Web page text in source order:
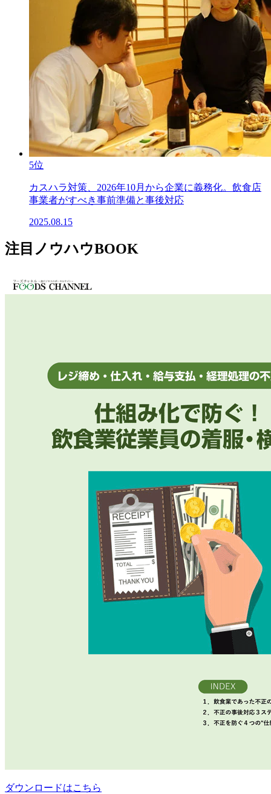
5位
カスハラ対策、2026年10月から企業に義務化。飲食店
事業者がすべき事前準備と事後対応
2025.08.15
注目ノウハウBOOK
ダウンロードはこちら